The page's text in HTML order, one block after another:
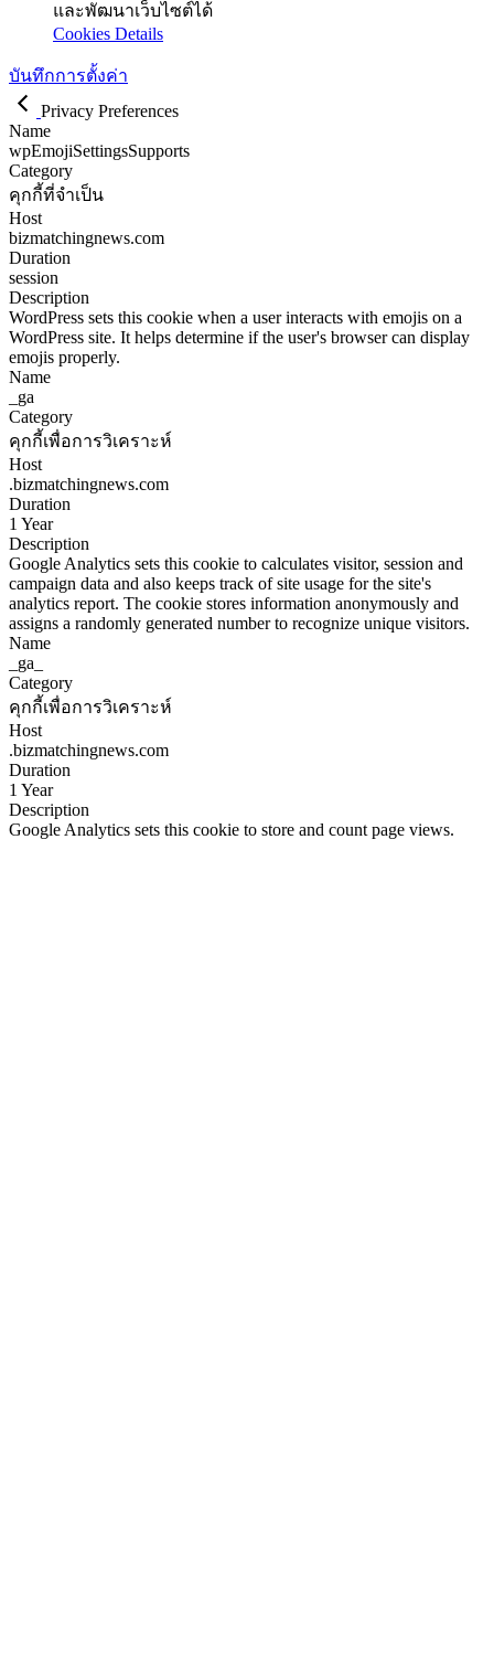
และพัฒนาเว็บไซต์ได้
Cookies Details
บันทึกการตั้งค่า
Privacy Preferences
Name
wpEmojiSettingsSupports
Category
คุกกี้ที่จำเป็น
Host
bizmatchingnews.com
Duration
session
Description
WordPress sets this cookie when a user interacts with emojis on a
WordPress site. It helps determine if the user's browser can display
emojis properly.
Name
_ga
Category
คุกกี้เพื่อการวิเคราะห์
Host
.bizmatchingnews.com
Duration
1 Year
Description
Google Analytics sets this cookie to calculates visitor, session and
campaign data and also keeps track of site usage for the site's
analytics report. The cookie stores information anonymously and
assigns a randomly generated number to recognize unique visitors.
Name
_ga_
Category
คุกกี้เพื่อการวิเคราะห์
Host
.bizmatchingnews.com
Duration
1 Year
Description
Google Analytics sets this cookie to store and count page views.